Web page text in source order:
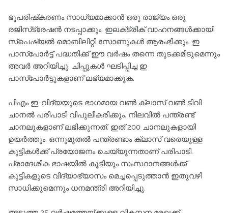
ഭൂപരിഷ്‌കരണം സാധ്യമാക്കാന്‍ ഒരു രാജ്യം ഒരു
രജിസ്‌ട്രേഷന്‍ നടപ്പാക്കും. ഇലക്‌ട്രിക് വാഹനങ്ങള്‍ക്കായി
സ്‌പെഷ്യല്‍ മൊബിലിറ്റി സോണുകള്‍ ആരംഭിക്കും. ഇ
പാസ്‌പോര്‍ട്ട് പദ്ധതിക്ക് ഈ വര്‍ഷം തന്നെ തുടക്കമിടുമെന്നും
അവര്‍ അറിയിച്ചു. ചിപ്പുകള്‍ ഘടിപ്പിച്ച ഇ
പാസ്‌പോര്‍ട്ടുകളാണ് ലഭ്യമാക്കുക.
പിഎം ഇ-വിദ്യയുടെ ഭാഗമായ വണ്‍ ക്ലാസ് വണ്‍ ടിവി
ചാനല്‍ പരിപാടി വിപുലീകരിക്കും. നിലവില്‍ പന്ത്രണ്ട്
ചാനലുകളാണ് ലഭിക്കുന്നത്. ഇത് 200 ചാനലുകളായി
ഉയര്‍ത്തും. ഒന്നുമുതല്‍ പന്ത്രണ്ടാം ക്ലാസ് വരെയുള്ള
കുട്ടികള്‍ക്ക് പ്രയോജനം ചെയ്യുന്നതാണ് പരിപാടി.
പ്രാദേശിക ഭാഷയില്‍ കൂടിയും സംസ്ഥാനങ്ങള്‍ക്ക്
കുട്ടികളുടെ വിദ്യാഭ്യാസം മെച്ചപ്പെടുത്താന്‍ ഇതുവഴി
സാധിക്കുമെന്നും ധനമന്ത്രി അറിയിച്ചു.